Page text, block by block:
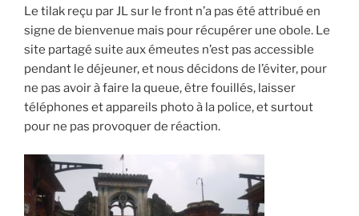
Le tilak reçu par JL sur le front n’a pas été attribué en
signe de bienvenue mais pour récupérer une obole. Le
site partagé suite aux émeutes n’est pas accessible
pendant le déjeuner, et nous décidons de l’éviter, pour
ne pas avoir à faire la queue, être fouillés, laisser
téléphones et appareils photo à la police, et surtout
pour ne pas provoquer de réaction.